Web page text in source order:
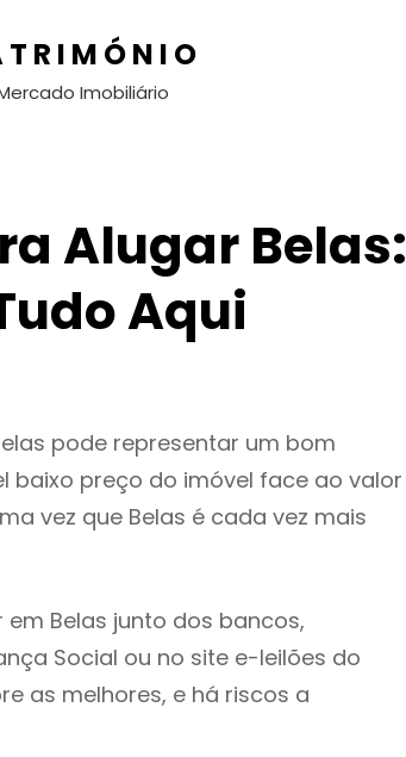
Imobiliário
Alugar Belas:
Aqui
pode representar um bom
preço do imóvel face ao valor
vez que Belas é cada vez mais
Belas junto dos bancos,
Social ou no site e-leilões do
as melhores, e há riscos a